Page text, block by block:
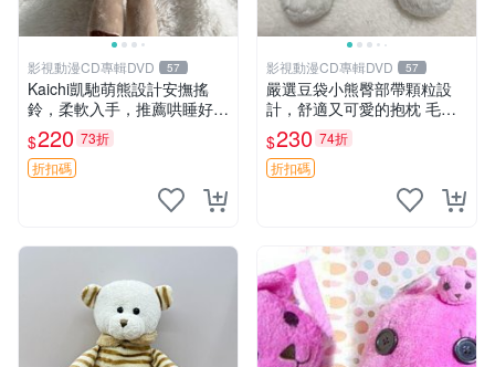
影視動漫CD專輯DVD 57
Kaichi凱馳萌熊設計安撫搖
鈴，柔軟入手，推薦哄睡好選
擇 熊公仔 安撫玩具 喂食環
$220 73折
折扣碼
影視動漫CD專輯DVD 57
嚴選豆袋小熊臀部帶顆粒設
計，舒適又可愛的抱枕 毛絨
抱枕、臀部按摩、坐墊
$230 74折
折扣碼